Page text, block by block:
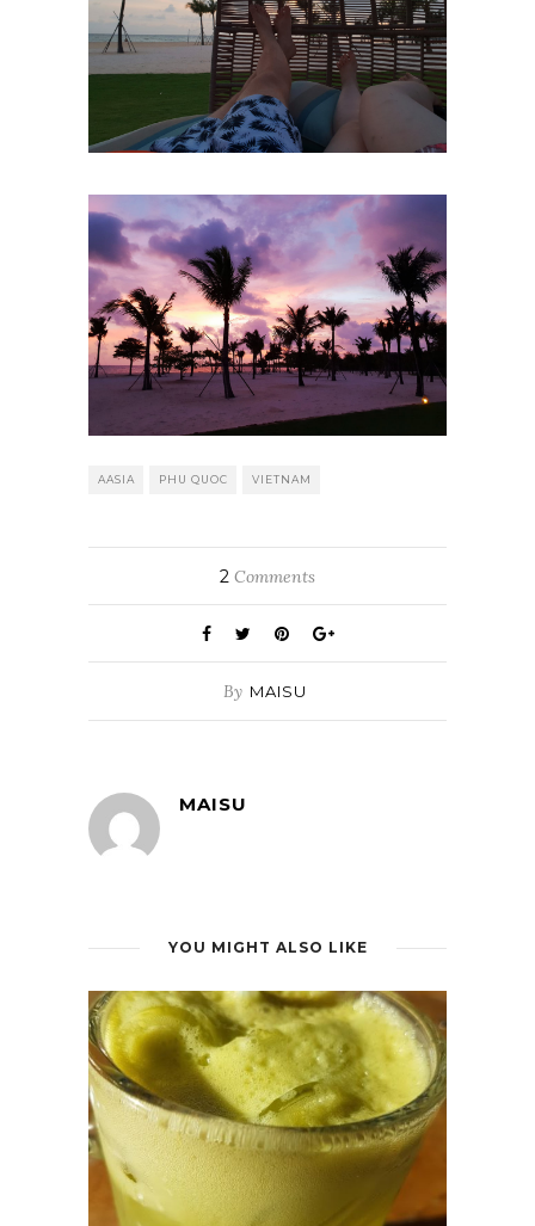
AASIA PHU QUOC VIETNAM
2 Comments
By MAISU
MAISU
YOU MIGHT ALSO LIKE